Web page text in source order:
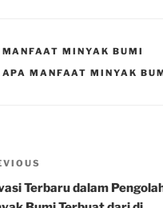
CATEGORIES
MANFAAT MINYAK BUMI
TAGS
APA MANFAAT MINYAK
Terbaru dalam